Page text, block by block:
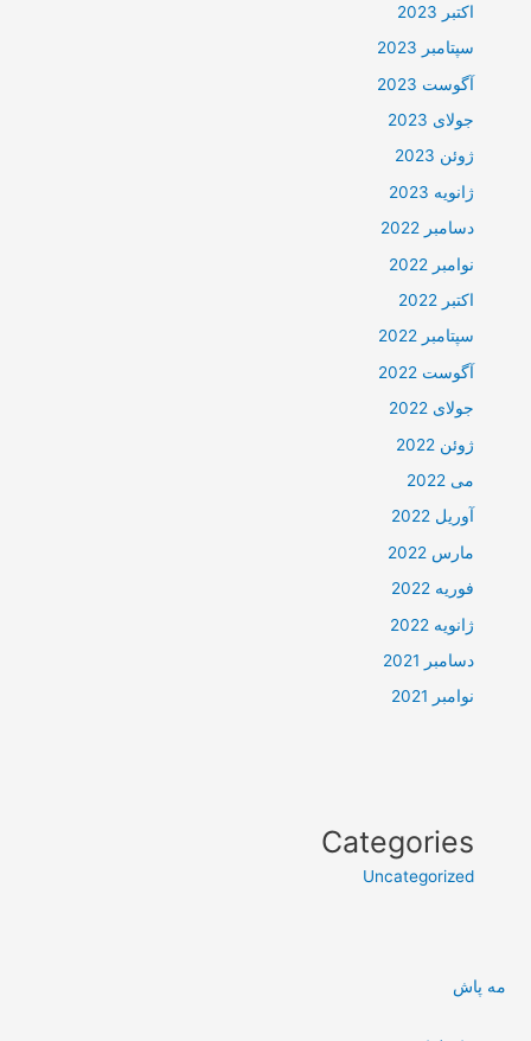
اکتبر 2023
سپتامبر 2023
آگوست 2023
جولای 2023
ژوئن 2023
ژانویه 2023
دسامبر 2022
نوامبر 2022
اکتبر 2022
سپتامبر 2022
آگوست 2022
جولای 2022
ژوئن 2022
می 2022
آوریل 2022
مارس 2022
فوریه 2022
ژانویه 2022
دسامبر 2021
نوامبر 2021
Categories
Uncategorized
مه پاش